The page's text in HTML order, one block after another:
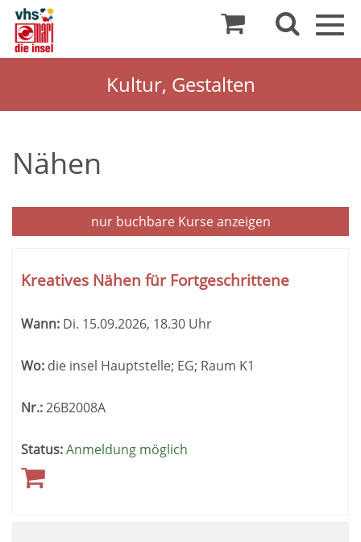
Kultur, Gestalten
Nähen
nur buchbareKurse anzeigen
Tabellenüberschriften
können
werden.
Kreatives Nähen für Fortgeschrittene
Wann: Di. 15.09.2026, 18.30 Uhr
Wo: die insel Hauptstelle; EG; Raum K1
Nr.:26B2008A
Status:Anmeldung möglich